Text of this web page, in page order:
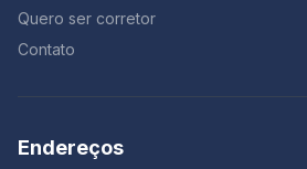
Quero ser corretor
Contato
Endereços